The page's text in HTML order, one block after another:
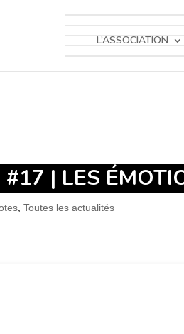
L’ASSOCIATION
| LES
Toutes les actualités